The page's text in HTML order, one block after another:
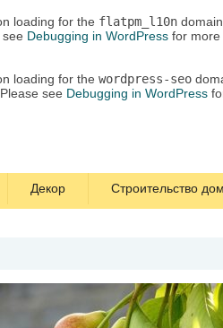
loading for the flatpm_l10n
Debugging in WordPress for more
loading for the wordpress-seo
see Debugging in WordPress
Декор Строительство